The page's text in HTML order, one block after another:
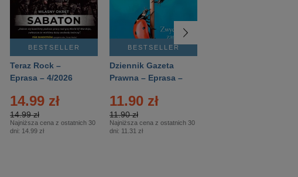
BESTSELLER
Teraz Rock –
Eprasa – 4/2026
14.99 zł
14.99 zł
Najniższa cena z ostatnich 30
dni: 14.99 zł
BESTSELLER
Dziennik Gazeta
Prawna – Eprasa –
11.90 zł
11.90 zł
Najniższa cena z ostatnich 30
dni: 11.31 zł